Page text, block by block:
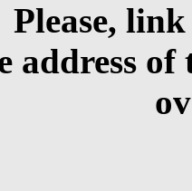
Please,
address